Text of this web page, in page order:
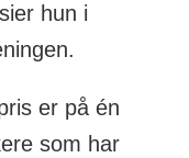
hun i
er på én
som har